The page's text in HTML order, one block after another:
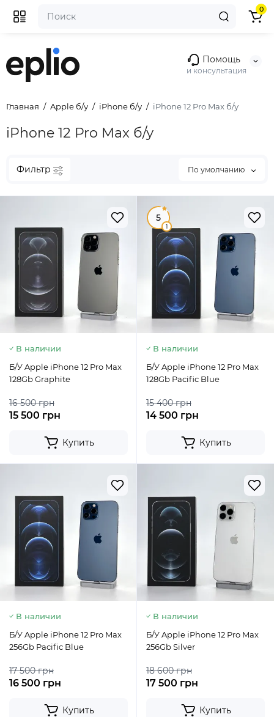
Помощь
и консультация
0
Главная Apple б/у iPhone б/у iPhone 12 Pro Max б/у
iPhone 12 Pro Max б/у
Фильтр По умолчанию
В наличии
Б/У Apple iPhone 12 Pro Max
128Gb Graphite
16 500 грн
15 500 грн
Купить
5
1
В наличии
Б/У Apple iPhone 12 Pro Max
128Gb Pacific Blue
15 400 грн
14 500 грн
Купить
В наличии
Б/У Apple iPhone 12 Pro Max
256Gb Pacific Blue
17 500 грн
16 500 грн
Купить
В наличии
Б/У Apple iPhone 12 Pro Max
256Gb Silver
18 600 грн
17 500 грн
Купить